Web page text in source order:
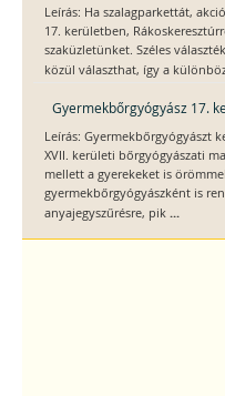
Leírás: Ha szalagparkettát,
17. kerületben,
szaküzletünket. Széles
közül választhat, így a
Gyermekbőrgyógyász 17.
Leírás: Gyermekbőrgyógyászt
XVII. kerületi bőrgyógyászati
mellett a gyerekeket is
gyermekbőrgyógyászként is
anyajegyszűrésre, pik ...